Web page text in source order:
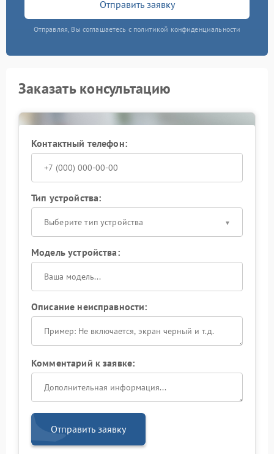
Отправить заявку
Отправляя, Вы соглашаетесь с политикой конфиденциальности
Заказать консультацию
Контактный телефон:
Тип устройства:
Выберите тип устройства
Модель устройства:
Описание неисправности:
Комментарий к заявке:
Отправить заявку